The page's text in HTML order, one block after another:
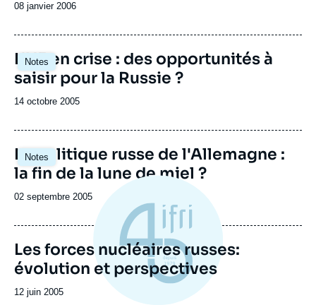
Date
publication
08 janvier 2006
Notes
L'UE en crise : des opportunités à
saisir pour la Russie ?
Date
publication
14 octobre 2005
Notes
La politique russe de l'Allemagne :
la fin de la lune de miel ?
Date
publication
02 septembre 2005
Les forces nucléaires russes:
évolution et perspectives
Date
12 juin 2005